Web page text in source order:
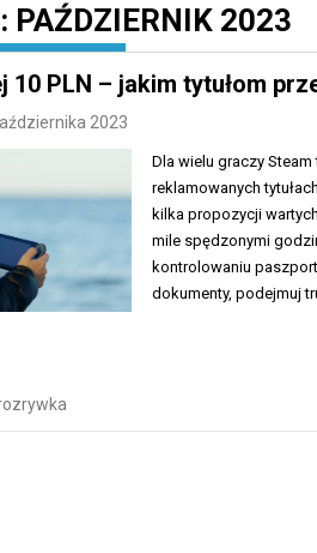
PAŹDZIERNIK 2023
10 PLN – jakim tytułom
2023
Dla wielu graczy
reklamowanych
kilka propozycji
mile spędzonymi
kontrolowaniu
dokumenty, podejmuj